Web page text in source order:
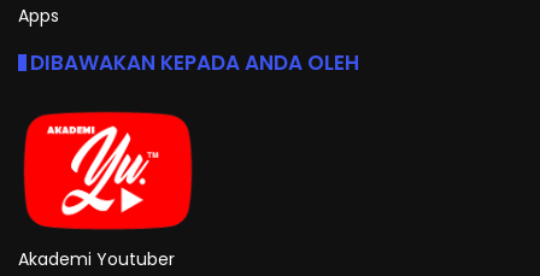
Apps
DIBAWAKAN KEPADA ANDA OLEH
Akademi Youtuber